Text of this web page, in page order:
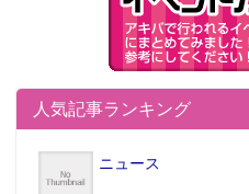
人気記事ランキング
ニュース